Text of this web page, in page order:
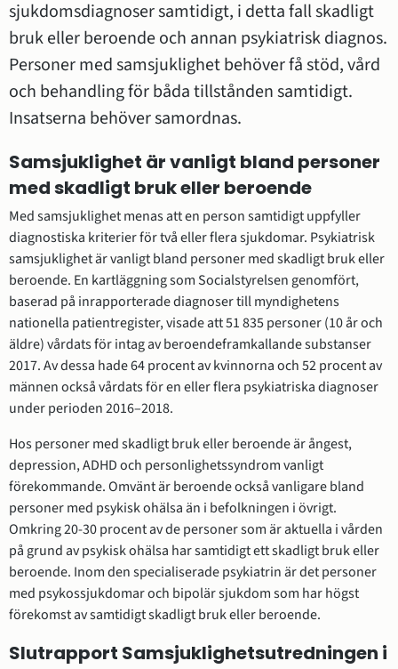
sjukdomsdiagnoser samtidigt, i detta fall skadligt
bruk eller beroende och annan psykiatrisk diagnos.
Personer med samsjuklighet behöver få stöd, vård
och behandling för båda tillstånden samtidigt.
Insatserna behöver samordnas.
Samsjuklighet är vanligt bland personer
med skadligt bruk eller beroende
Med samsjuklighet menas att en person samtidigt uppfyller
diagnostiska kriterier för två eller flera sjukdomar. Psykiatrisk
samsjuklighet är vanligt bland personer med skadligt bruk eller
beroende. En kartläggning som Socialstyrelsen genomfört,
baserad på inrapporterade diagnoser till myndighetens
nationella patientregister, visade att 51 835 personer (10 år och
äldre) vårdats för intag av beroendeframkallande substanser
2017. Av dessa hade 64 procent av kvinnorna och 52 procent av
männen också vårdats för en eller flera psykiatriska diagnoser
under perioden 2016–2018.
Hos personer med skadligt bruk eller beroende är ångest,
depression, ADHD och personlighetssyndrom vanligt
förekommande. Omvänt är beroende också vanligare bland
personer med psykisk ohälsa än i befolkningen i övrigt.
Omkring 20-30 procent av de personer som är aktuella i vården
på grund av psykisk ohälsa har samtidigt ett skadligt bruk eller
beroende. Inom den specialiserade psykiatrin är det personer
med psykossjukdomar och bipolär sjukdom som har högst
förekomst av samtidigt skadligt bruk eller beroende.
Slutrapport Samsjuklighetsutredningen i